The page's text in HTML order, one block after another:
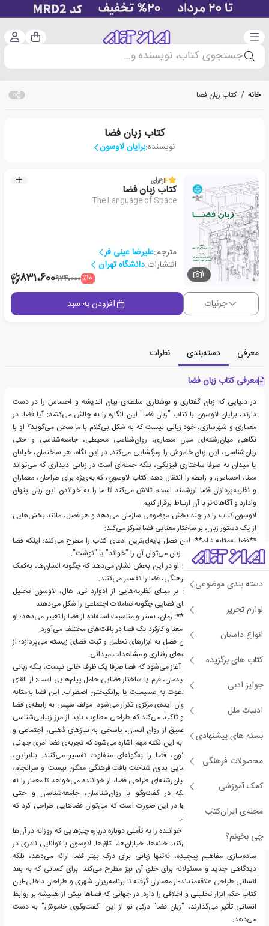
دسته‌بندی سبد
جستجوی کتاب، نویسنده و...
دسته بندی موضوعی
لوازم تحریر
انواع داستان
کتاب های برگزیده
جوایز ادبی
ادبیات ملل
بسته های پیشنهادی
محصولات فرهنگی
کمک آموزشی
مجله‌ی ایران‌کتاب
چی بخونم؟
خانه / کتاب زبان فضا
کتاب زبان فضا
نویسنده:برایان لاوسون
1
4از2رأی
کتاب زبان فضا
The Language of Space
مترجم:علیرضا عینی فر
انتشارات:دانشگاه تهران
٪10924،000831،600
جزئیات افزودن به سبد
معرفی دسته‌بندی
نظرات
معرفی کتاب زبان فضا
در دنیایی که زبان گفتاری و نوشتاری سلطه‌ی بیان اندیشه و احساس را در دست
دارند، برایان لاوسون با کتاب "زبان فضا" این انگاره را به چالش می‌کشد: آیا فضا، در
معماری و شهرسازی، خود زبانی نیست که به شکل بی‌کلام با ما سخن می‌گوید؟ او با
نگاهی میان‌رشته‌ای میان معماری، روان‌شناسی محیطی، جامعه‌شناسی و حتی
زبان‌شناسی، این زبان خاموش را رمزگشایی می‌کند. در این نگاه، هر ساختمان، خیابان
یا میدان نه صرفا ساختاری فیزیکی، بلکه جمله‌ای است در زبانی دیداری که می‌تواند
معنا، احساس، و رابطه را انتقال دهد. کتاب لاوسون، که به‌ویژه برای طراحان، معماران
و نظریه‌پردازان فضا ارزشمند است، تلاش می‌کند تا ما را به خواندن این زبان پنهان
وادارد و آگاهانه‌تر با آن ارتباط برقرار کنیم.
لاوسون کتاب را در چند بخش موضوعی سازمان می‌دهد و هر فصل، مانند بخش‌هایی
از یک دستور زبان، بر ساختار معنایی فضا تمرکز می‌کند:
**فضا به‌مثابه زبان**: این فصل پایه‌ای‌ترین ادعای کتاب را مطرح می‌کند؛ اینکه فضا
دارای "گرامر" است و مانند زبان می‌توان آن را "خواند" یا "نوشت".
**ادراک انسانی از فضا**: او در این بخش نشان می‌دهد که چگونه انسان‌ها، به‌کمک
حواس و پیش‌فرض‌های فرهنگی، فضا را تفسیر می‌کنند.
**پراکسمیس و قلمرو**: بر مبنای نظریه‌هایی از ادوارد تی. هال، لاوسون تحلیل
می‌کند که فاصله‌ها و مرزهای فضایی چگونه تعاملات اجتماعی را شکل می‌دهند.
**تنظیمات رفتاری و زمان**: زمان، بستر و مناسبت استفاده از فضا را تغییر می‌دهد؛ او
مثال‌هایی از نحوه‌ی تغییر معنا و کارکرد یک فضا در بافت‌های مختلف می‌آورد.
**مستندسازی فضا**: این فصل به ابزارهای تحلیل و ثبت فضای زیسته می‌پردازد؛ از
پلان معماری گرفته تا نقشه‌های رفتاری و مشاهدات میدانی.
کتاب با این فرض بنیادین آغاز می‌شود که فضا صرفا یک ظرف خالی نیست، بلکه زبانی
زنده و معنادار است. هر چیدمان، فرم یا ساختار فضایی حامل پیام‌هایی است: از القای
قدرت و انضباط گرفته تا دعوت به صمیمیت یا برانگیختن اضطراب. این فضا به‌مثابه
زبان، در سراسر کتاب به‌عنوان ایده‌ی مرکزی تکرار می‌شود. مولف سپس به رابطه‌ی فضا
و رفتار انسانی می‌پردازد و تأکید می‌کند که طراحی مطلوب باید از مرز زیبایی‌شناسی
صرف فراتر رود و با درک عمیق از روان انسان، پاسخی به نیازهای ذهنی، اجتماعی و
عاطفی او باشد. در ادامه، به این نکته مهم اشاره می‌شود که تجربه‌ی فضا امری جهانی
نیست. فرهنگ‌های گوناگون، فضا را به‌گونه‌ای متفاوت تفسیر می‌کنند. بنابراین،
رمزگشایی از نشانه‌های فضایی بدون شناخت بافت فرهنگی ممکن نیست. و سرانجام،
کتاب با تأکید بر ماهیت میان‌رشته‌ای طراحی فضا، از خواننده می‌خواهد تا معمار را نه
در تنهایی تخصصی، بلکه در گفت‌وگو با روان‌شناسان، جامعه‌شناسان و حتی
زبان‌شناسان تصور کند. تنها در این صورت است که می‌توان فضاهایی طراحی کرد که
هم زیبا و هم معنادار باشند.
"زبان فضا" کتابی است که خواننده را به تأملی دوباره درباره چیزهایی که روزانه در آن‌ها
زیست می‌کنیم دعوت می‌کند: خانه‌ها، خیابان‌ها، اتاق‌ها. لاوسون با توانایی نادری در
ساده‌سازی مفاهیم پیچیده، نه‌تنها زبانی برای درک بهتر فضا ارائه می‌دهد، بلکه
دیدگاهی جدید و مسئولانه برای خلق آن نیز مطرح می‌کند. برای کسانی که به بعد
انسانی طراحی علاقه‌مندند-از معماران گرفته تا برنامه‌ریزان شهری و طراحان داخلی-این
کتاب حکم ابزار تحلیلی و اخلاقی را دارد. در جهانی که فضاها بیش از همیشه بر روابط
انسانی تأثیر می‌گذارند، "زبان فضا" درکی نو از این "گفت‌وگوی خاموش" به دست
می‌دهد.